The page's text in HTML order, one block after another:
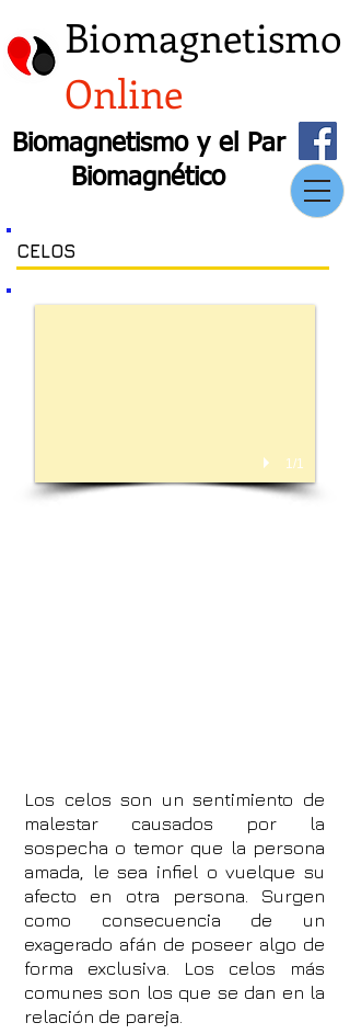
Biomagnetismo
Online
Biomagnetismo y el Par
Biomagnético
CELOS
1/1
Los celos son un sentimiento de
malestar causados por la
sospecha o temor que la persona
amada, le sea infiel o vuelque su
afecto en otra persona. Surgen
como consecuencia de un
exagerado afán de poseer algo de
forma exclusiva. Los celos más
comunes son los que se dan en la
relación de pareja.